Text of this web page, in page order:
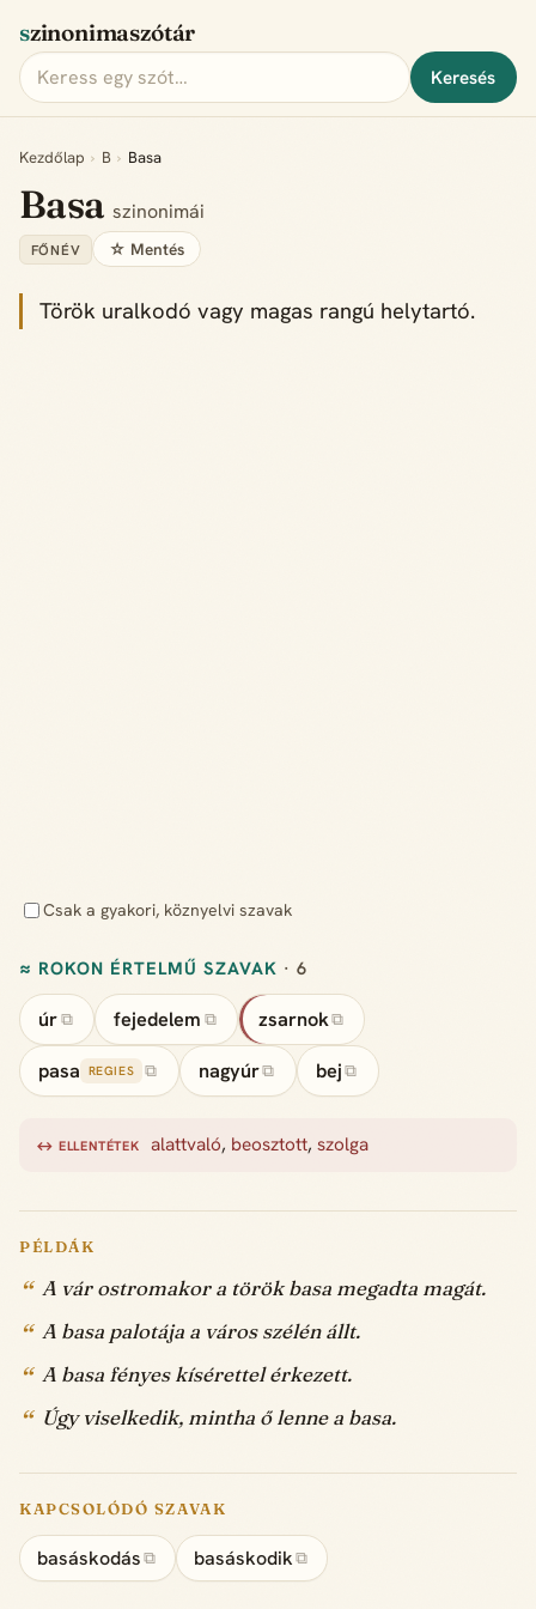
szinonimaszótár
Keresés
Kezdőlap › B › Basa
Basa szinonimái
FŐNÉV ☆ Mentés
Török uralkodó vagy magas rangú helytartó.
Csak a gyakori, köznyelvi szavak
≈ ROKON ÉRTELMŰ SZAVAK · 6
úr ⧉ fejedelem ⧉ zsarnok⧉
pasa REGIES ⧉ nagyúr⧉ bej ⧉
↔ ELLENTÉTEK alattvaló, beosztott,szolga
PÉLDÁK
A vár ostromakor a török basa megadta magát.
A basa palotája a város szélén állt.
A basa fényes kísérettel érkezett.
Úgy viselkedik, mintha ő lenne a basa.
KAPCSOLÓDÓ SZAVAK
basáskodás ⧉ basáskodik ⧉